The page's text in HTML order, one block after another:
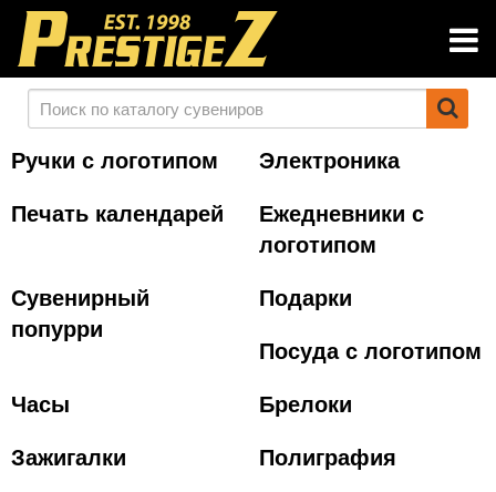
Ручки с логотипом
Электроника
Печать календарей
Ежедневники с
логотипом
Сувенирный
попурри
Подарки
Посуда с логотипом
Часы
Брелоки
Зажигалки
Полиграфия